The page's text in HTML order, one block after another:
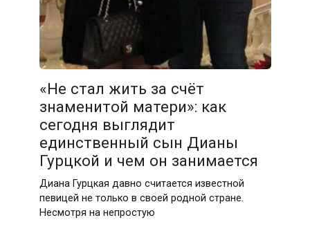
«Не стал жить за счёт
знаменитой матери»: как
сегодня выглядит
единственный сын Дианы
Гурцкой и чем он занимается
Диана Гурцкая давно считается известной
певицей не только в своей родной стране.
Несмотря на непростую